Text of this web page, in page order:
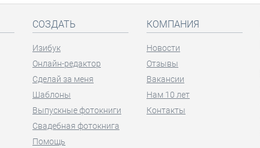
СОЗДАТЬ
Изибук
Онлайн-редактор
Сделай за меня
Шаблоны
Выпускные фотокниги
Свадебная фотокнига
Помощь
КОМПАНИЯ
Новости
Отзывы
Вакансии
Нам 10 лет
Контакты